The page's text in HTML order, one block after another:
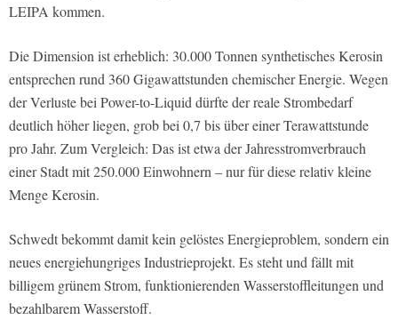
LEIPA kommen.
Die Dimension ist erheblich: 30.000 Tonnen synthetisches Kerosin
entsprechen rund 360 Gigawattstunden chemischer Energie. Wegen
der Verluste bei Power-to-Liquid dürfte der reale Strombedarf
deutlich höher liegen, grob bei 0,7 bis über einer Terawattstunde
pro Jahr. Zum Vergleich: Das ist etwa der Jahresstromverbrauch
einer Stadt mit 250.000 Einwohnern – nur für diese relativ kleine
Menge Kerosin.
Schwedt bekommt damit kein gelöstes Energieproblem, sondern ein
neues energiehungriges Industrieprojekt. Es steht und fällt mit
billigem grünem Strom, funktionierenden Wasserstoffleitungen und
bezahlbarem Wasserstoff.